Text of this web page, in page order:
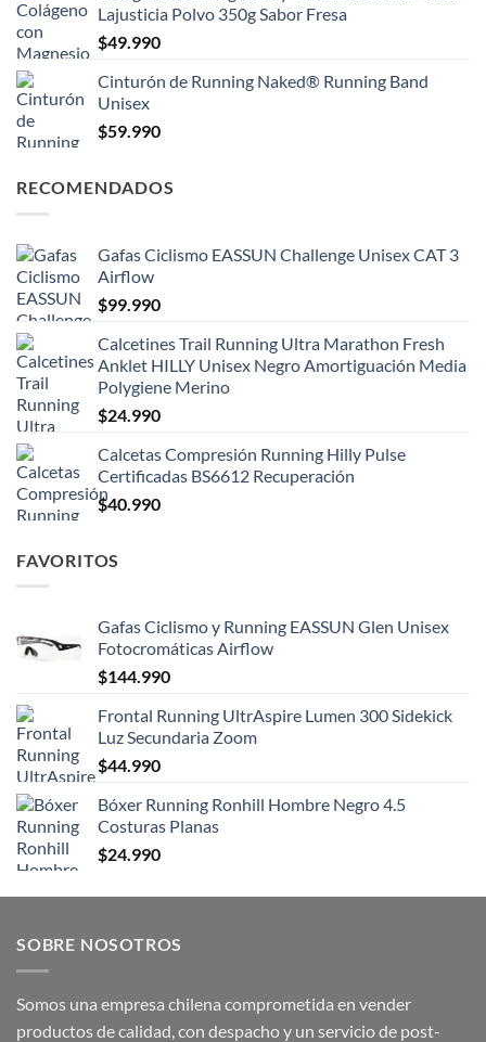
Lajusticia Polvo 350g Sabor Fresa
$49.990
Cinturón de Running Naked® Running Band
Unisex
$59.990
RECOMENDADOS
Gafas Ciclismo EASSUN Challenge Unisex CAT 3
Airflow
$99.990
Calcetines Trail Running Ultra Marathon Fresh
Anklet HILLY Unisex Negro Amortiguación Media
Polygiene Merino
$24.990
Calcetas Compresión Running Hilly Pulse
Certificadas BS6612 Recuperación
$40.990
FAVORITOS
Gafas Ciclismo y Running EASSUN Glen Unisex
Fotocromáticas Airflow
$144.990
Frontal Running UltrAspire Lumen 300 Sidekick
Luz Secundaria Zoom
$44.990
Bóxer Running Ronhill Hombre Negro 4.5
Costuras Planas
$24.990
SOBRE NOSOTROS
Somos una empresa chilena comprometida en vender
productos de calidad, con despacho y un servicio de post-